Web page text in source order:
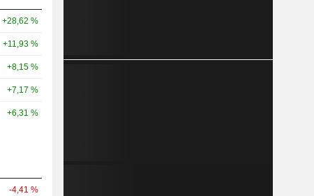
+28,62 %
+11,93 %
+8,15 %
+7,17 %
+6,31 %
-4,41 %